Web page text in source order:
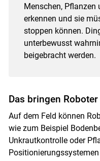
Menschen, Pflanzen
erkennen und sie
stoppen können.
unterbewusst
beigebracht werden.
Das bringen
Auf dem Feld können
wie zum Beispiel
Unkrautkontrolle oder